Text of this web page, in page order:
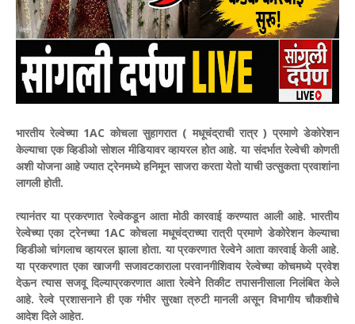
भारतीय रेल्वेच्या 1AC कोचला सुहागरात ( मधूचंद्राची रात्र ) प्रमाणे डेकोरेशन
केल्याचा एक व्हिडीओ सोशल मीडियावर व्हायरल होत आहे. या संदर्भात रेल्वेची कोणती
अशी योजना आहे ज्यात ट्रेनमध्ये हनिमून साजरा करता येतो याची उत्सुकता प्रवाशांना
लागली होती.
त्यानंतर या प्रकरणात रेल्वेकडून आता मोठी कारवाई करण्यात आली आहे. भारतीय
रेल्वेच्या एका ट्रेनच्या 1AC कोचला मधूचंद्राच्या रात्री प्रमाणे डेकोरेशन केल्याचा
व्हिडीओ चांगलाच व्हायरल झाला होता. या प्रकरणात रेल्वेने आता कारवाई केली आहे.
या प्रकरणात एका खाजगी सजावटकाराला परवानगीशिवाय रेल्वेच्या कोचमध्ये प्रवेश
देऊन त्यास सजवू दिल्याप्रकरणात आता रेल्वेने तिकीट तपासनीसाला निलंबित केले
आहे. रेल्वे प्रशासनाने ही एक गंभीर सुरक्षा त्रुटी मानली असून विभागीय चौकशीचे
आदेश दिले आहेत.